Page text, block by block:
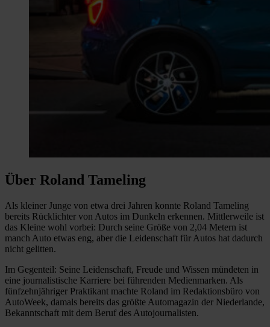
Über Roland Tameling
Als kleiner Junge von etwa drei Jahren konnte Roland Tameling
bereits Rücklichter von Autos im Dunkeln erkennen. Mittlerweile ist
das Kleine wohl vorbei: Durch seine Größe von 2,04 Metern ist
manch Auto etwas eng, aber die Leidenschaft für Autos hat dadurch
nicht gelitten.
Im Gegenteil: Seine Leidenschaft, Freude und Wissen mündeten in
eine journalistische Karriere bei führenden Medienmarken. Als
fünfzehnjähriger Praktikant machte Roland im Redaktionsbüro von
AutoWeek, damals bereits das größte Automagazin der Niederlande,
Bekanntschaft mit dem Beruf des Autojournalisten.